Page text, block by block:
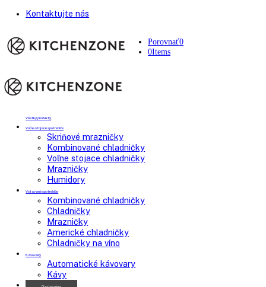
Kontaktujte nás
Porovnať
0Items
Všetky produkty
Voľne stojace spotrebiče
Skriňové mrazničky
Kombinované chladničky
Voľne stojace chladničky
Mrazničky
Humidory
Vstavané spotrebiče
Kombinované chladničky
Chladničky
Mrazničky
Americké chladničky
Chladničky na víno